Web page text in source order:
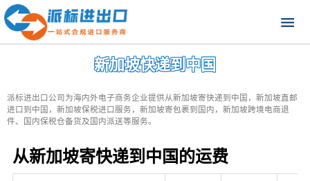
新加坡快递到中国
派标进出口公司为海内外电子商务企业提供从新加坡寄快递到中国，新加坡直邮
进口到中国，新加坡保税进口服务，新加坡寄包裹到国内，新加坡跨境电商退
件、国内保税仓备货及国内派送等服务。
从新加坡寄快递到中国的运费